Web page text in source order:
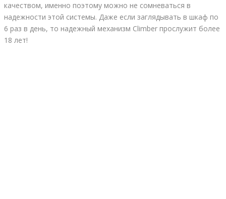
качеством, именно поэтому можно не сомневаться в
надежности этой системы. Даже если заглядывать в шкаф по
6 раз в день, то надежный механизм Climber прослужит более
18 лет!